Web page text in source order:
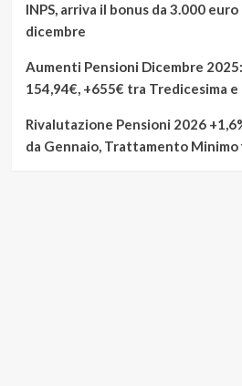
INPS, arriva il bonus da 3.000
dicembre
Aumenti Pensioni Dicembre
154,94€, +655€ tra Tredicesima
Rivalutazione Pensioni 2026
da Gennaio, Trattamento Minimo